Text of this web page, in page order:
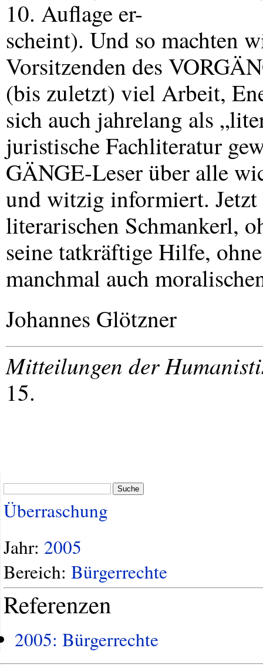
10. Auflage er-
scheint). Und so machten
Vorsitzenden des
(bis zuletzt) viel Arbeit,
sich auch jahrelang als
juristische Fachliteratur
GÄNGE-Leser über alle
und witzig informiert. Jetzt
literarischen Schmankerl,
seine tatkräftige Hilfe,
manchmal auch
Johannes Glötzner
Mitteilungen der
15.
Suche
Überraschung
Jahr: 2005
Bereich: Bürgerrechte
Referenzen
2005: Bürgerrechte